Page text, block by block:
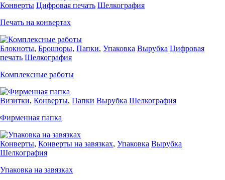
Конверты Цифровая печать Шелкография
Печать на конвертах
Блокноты, Брошюры, Папки, Упаковка Вырубка Цифровая
печать Шелкография
Комплексные работы
Визитки, Конверты, Папки Вырубка Шелкография
Фирменная папка
Конверты, Конверты на завязках, Упаковка Вырубка
Шелкография
Упаковка на завязках